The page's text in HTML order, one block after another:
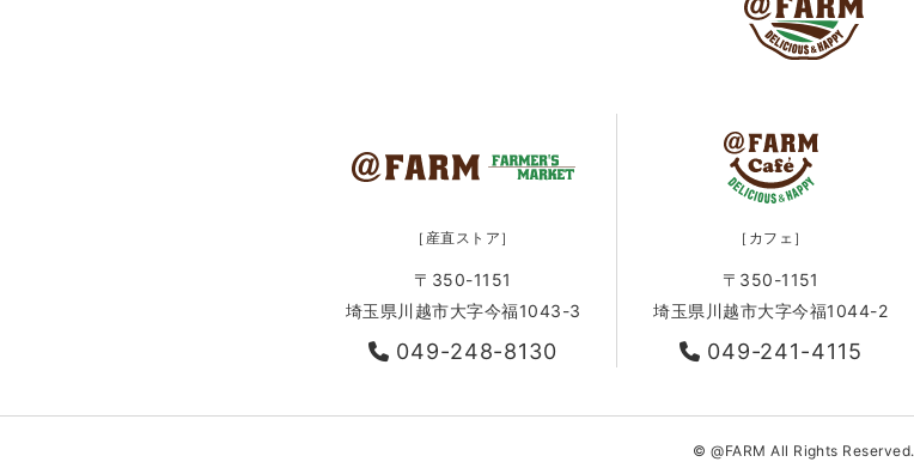
［産直ストア］
〒350-1151
埼玉県川越市大字今福1043-3
049-248-8130
［カフェ］
〒350-1151
埼玉県川越市大字今福1044-2
049-241-4115
© @FARM All Rights Reserved.